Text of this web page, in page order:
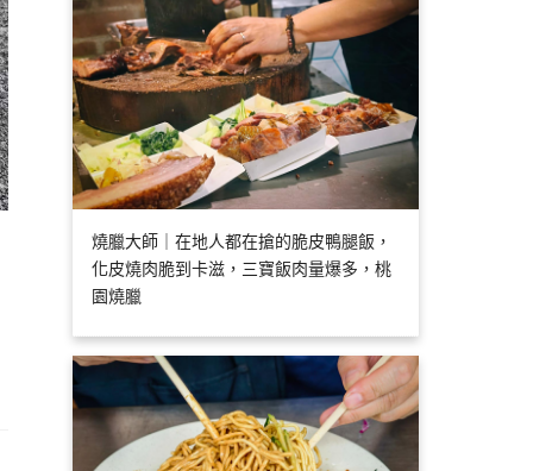
燒臘大師｜在地人都在搶的脆皮鴨腿飯，
化皮燒肉脆到卡滋，三寶飯肉量爆多，桃
園燒臘